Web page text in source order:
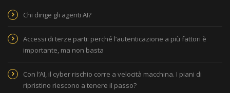
Chi dirige gli agenti AI?
Accessi di terze parti: perché l’autenticazione a più fattori è
importante, ma non basta
Con l’AI, il cyber rischio corre a velocità macchina. I piani di
ripristino riescono a tenere il passo?